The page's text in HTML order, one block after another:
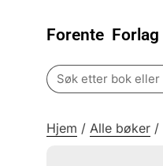
Forente Forlag
Search
for:
Hjem / Alle bøker /